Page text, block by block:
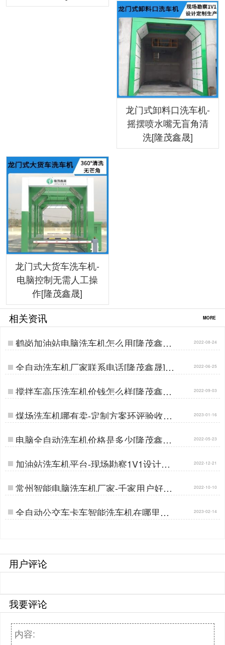
龙门式卸料口洗车机-
摇摆喷水嘴无盲角清
洗[隆茂鑫晟]
龙门式大货车洗车机-
电脑控制无需人工操
作[隆茂鑫晟]
相关资讯 MORE
鹤岗加油站电脑洗车机怎么用[隆茂鑫晟]
…
2022-08-24
全自动洗车机厂家联系电话[隆茂鑫晟]… 2022-06-25
搅拌车高压洗车机价钱怎么样[隆茂鑫晟]
…
2022-09-03
煤场洗车机哪有卖-定制方案环评验收更
轻松[隆茂鑫晟]…
2023-01-16
电脑全自动洗车机价格是多少[隆茂鑫晟]
…
2022-05-23
加油站洗车机平台-现场勘察1V1设计方
案[隆茂鑫晟]…
2022-12-21
常州智能电脑洗车机厂家-千家用户好口
碑[隆茂鑫晟]…
2022-10-10
全自动公交车卡车智能洗车机在哪里购
买[隆茂鑫晟]…
2023-02-14
用户评论
我要评论